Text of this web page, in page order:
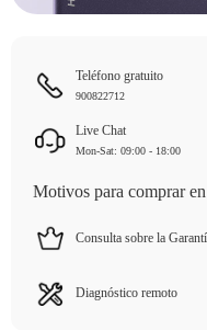
Teléfono gratuito
900822712
Live Chat
Mon-Sat: 09:00 - 18:00
Motivos para comprar
Consulta sobre la
Diagnóstico remoto